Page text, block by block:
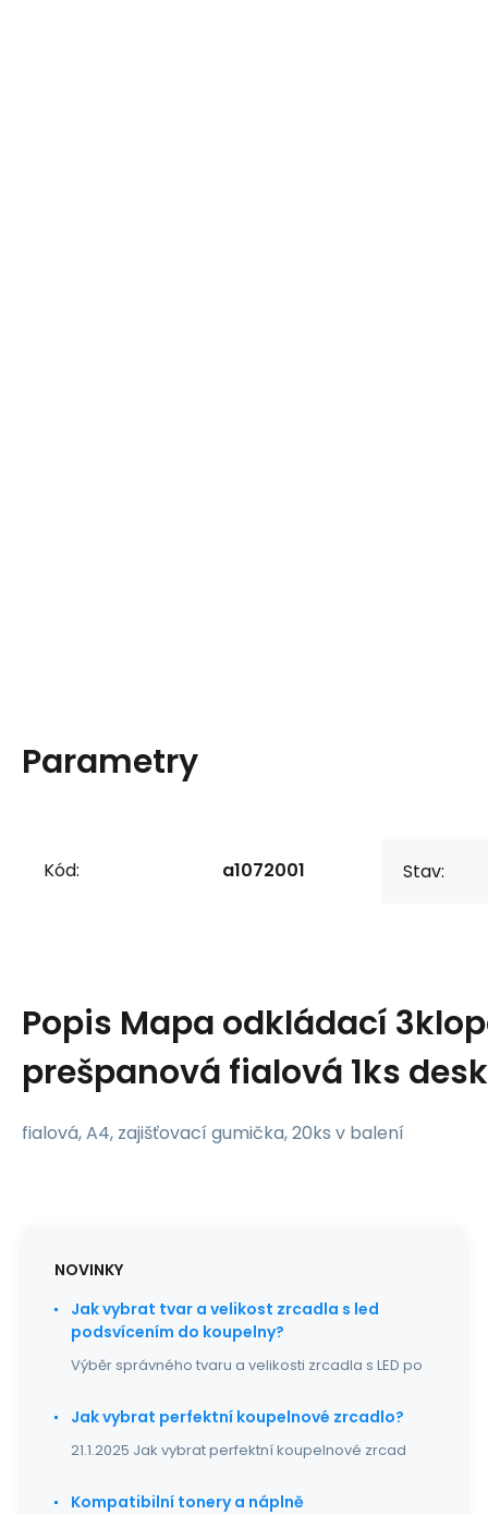
Parametry
Kód: a1072001 Stav:
Popis Mapa odkládací
prešpanová fialová 1ks
fialová, A4, zajišťovací gumička, 20ks v balení
NOVINKY
Jak vybrat tvar a velikost zrcadla s led
podsvícením do koupelny?
Výběr správného tvaru a velikosti zrcadla s LED po
Jak vybrat perfektní koupelnové zrcadlo?
21.1.2025 Jak vybrat perfektní koupelnové zrcad
Kompatibilní tonery a náplně